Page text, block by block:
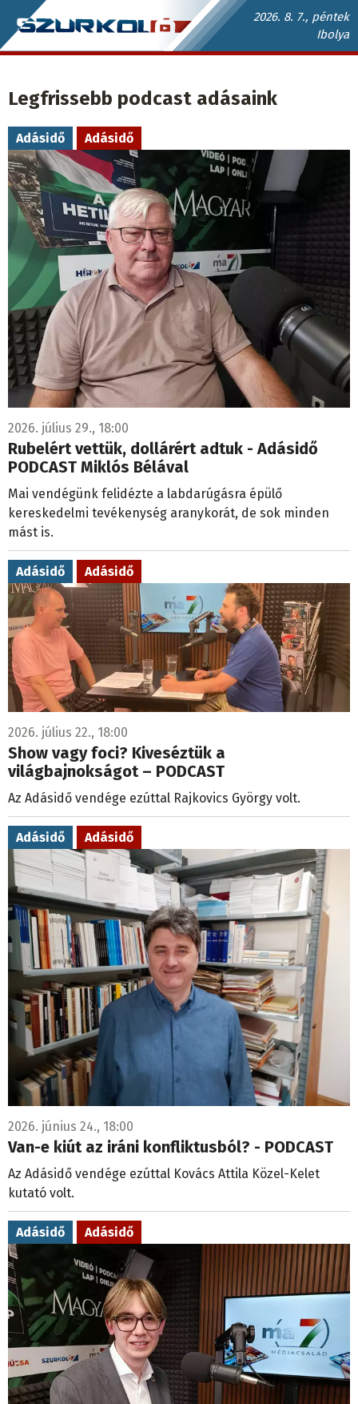
Ugrás
a
2026. 8. 7., péntek
Ibolya
Szurkoló.sk
navigáció
Legfrissebb podcast adásaink
Adásidő Adásidő
2026. július 29., 18:00
Rubelért vettük, dollárért adtuk - Adásidő
PODCAST Miklós Bélával
Mai vendégünk felidézte a labdarúgásra épülő
kereskedelmi tevékenység aranykorát, de sok minden
mást is.
Adásidő Adásidő
2026. július 22., 18:00
Show vagy foci? Kiveséztük a
világbajnokságot – PODCAST
Az Adásidő vendége ezúttal Rajkovics György volt.
Adásidő Adásidő
2026. június 24., 18:00
Van-e kiút az iráni konfliktusból? - PODCAST
Az Adásidő vendége ezúttal Kovács Attila Közel-Kelet
kutató volt.
Adásidő Adásidő